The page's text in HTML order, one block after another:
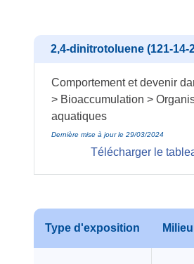
2,4-dinitrotoluene (121-14-
Comportement et devenir
> Bioaccumulation >
aquatiques
Dernière mise à jour le 29/03/2024
Télécharger le
Type d'exposition Milieu